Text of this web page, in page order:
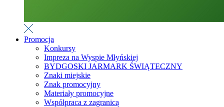
Promocja
Konkursy
Impreza na Wyspie Młyńskiej
BYDGOSKI JARMARK ŚWIĄTECZNY
Znaki miejskie
Znak promocyjny
Materiały promocyjne
Współpraca z zagranicą